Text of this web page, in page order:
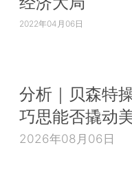
2022年04月06日
分析｜贝森特
巧思能否撬动
2026年08月06日